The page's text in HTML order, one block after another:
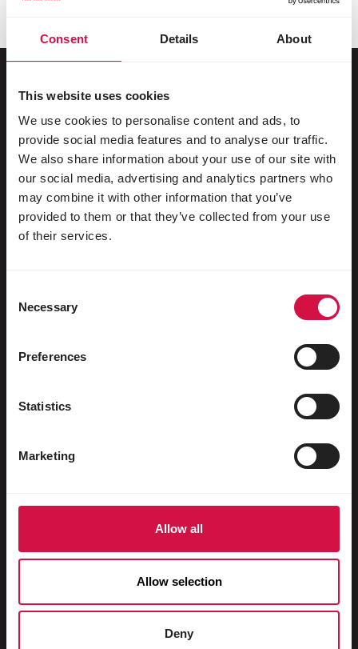
Consent Details About
This website uses cookies
We use cookies to personalise content and ads, to
provide social media features and to analyse our traffic.
We also share information about your use of our site with
our social media, advertising and analytics partners who
may combine it with other information that you’ve
provided to them or that they’ve collected from your use
of their services.
Selection
Necessary
Preferences
Statistics
Marketing
Allow all
Allow selection
Deny
Voor jouw dier
Siervogels
Buitenvogels
Steltlopers & loopvogels
Sierduiven
Fretten
Reptielen
Hoenders
Herbivoren